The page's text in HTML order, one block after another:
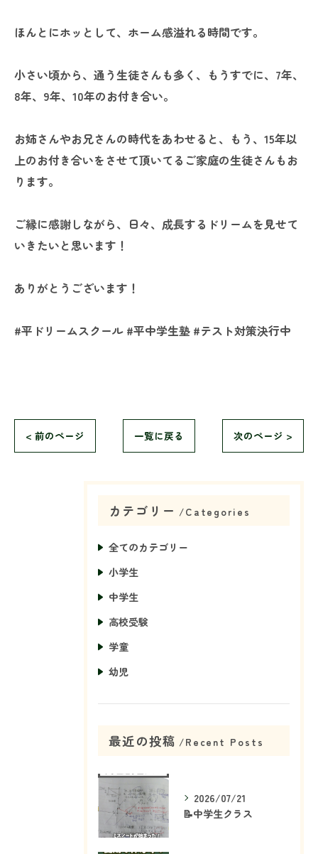
ほんとにホッとして、ホーム感溢れる時間です。
小さい頃から、通う生徒さんも多く、もうすでに、7年、
8年、9年、10年のお付き合い。
お姉さんやお兄さんの時代をあわせると、もう、15年以
上のお付き合いをさせて頂いてるご家庭の生徒さんもお
ります。
ご縁に感謝しながら、日々、成長するドリームを見せて
いきたいと思います！
ありがとうございます！
#平ドリームスクール #平中学生塾 #テスト対策決行中
< 前のページ 一覧に戻る 次のページ >
カテゴリー Categories
全てのカテゴリー
小学生
中学生
高校受験
学童
幼児
最近の投稿 Recent Posts
2026/07/21
📝中学生クラス